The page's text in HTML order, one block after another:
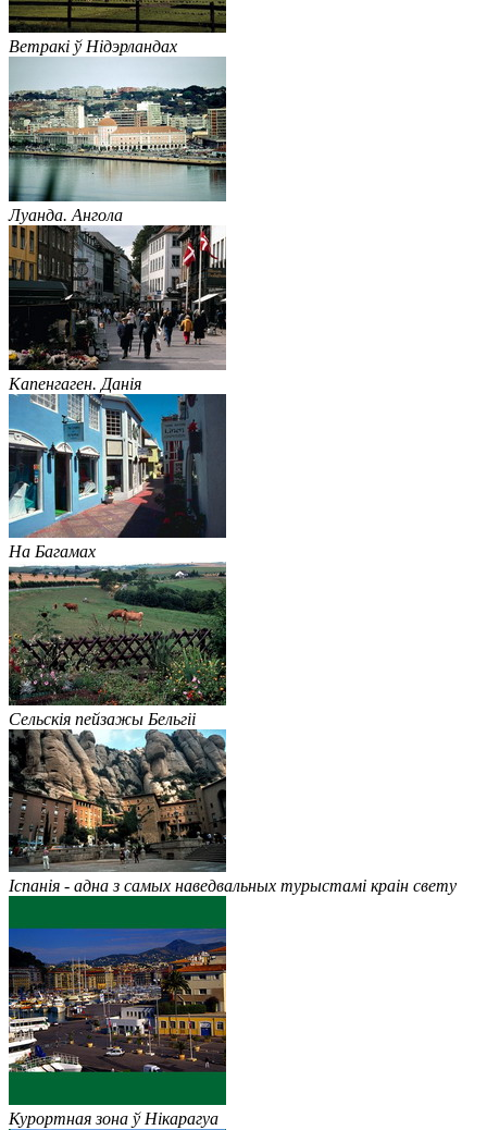
Ветракі ў Нідэрландах
Луанда. Ангола
Капенгаген. Данія
На Багамах
Сельскія пейзажы Бельгіі
Іспанія - адна з самых наведвальных турыстамі краін свету
Курортная зона ў Нікарагуа